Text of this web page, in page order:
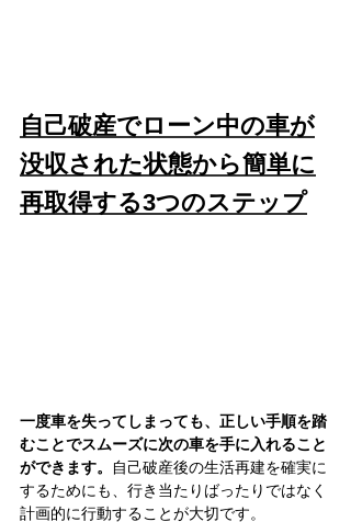
自己破産でローン中の車が
没収された状態から簡単に
再取得する3つのステップ
一度車を失ってしまっても、正しい手順を踏
むことでスムーズに次の車を手に入れること
ができます。
自己破産後の生活再建を確実に
するためにも、行き当たりばったりではなく
計画的に行動することが大切です。